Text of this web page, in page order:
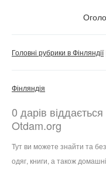
Головні рубрики в Фінляндії
Фінляндія
0 дарів
Otdam.org
Тут ви можете знайти та
одяг, книги, а також